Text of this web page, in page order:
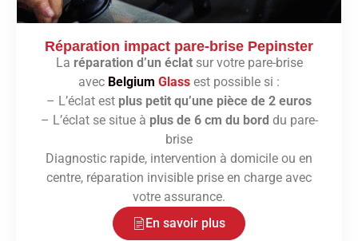
Réparation impact pare-brise Pepinster
La réparation d’un éclatsur votre pare-brise
avec Belgium Glass est possible si :
– L’éclat est plus petit qu’une pièce de 2 euros
– L’éclat se situe à plus de 6 cm du bord du pare-
brise
Diagnostic rapide, intervention à domicile ou en
centre, réparation invisible prise en charge avec
votre assurance.
En savoir plus